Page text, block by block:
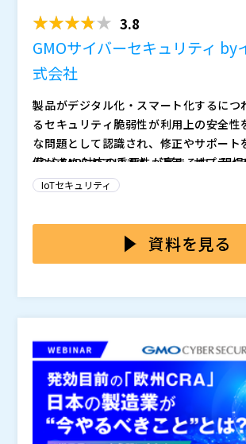
れる対応事項を具体例とともに示し、企
き体制やプロセスを明らかにします。
携わる企業に対して、『コンサルティン
『開発』『研修トレーニング』など、幅
ョンを提供しています。欧州CRAに関し
ティ規格に準拠したリスクアセスメント
組織の課題解決をサポートします。
欧州CRA対応に課題を抱える方だけでな
み込み製品のセキュリティ対応を進めた
めするセミナーです。
株式会社オージス総研（）
株式会社オープンソース活用研究所（
）
マジセミ株式会社（）
※共催、協賛、協力、講演企業は将来的
れる可能性があります。
3.8
GMOサイバーセキュリティ by
式会社
製品がデジタル化・スマート化するにつ
るセキュリティ脆弱性が利用上の安全性
な問題として認識され、修正やサポート
備が求められています。近年、サプライ
狙ったサイバー攻撃が増加しており、中
要件適合評価・ラベリング制度（JC-
年3月から運用が開始されました。JC-
評価し、その結果をラベルとして表示す
れにより、利用者は製品・サービスのセ
になります。製品・サービス提供者にと
セキュリティ対策の信頼性をアピールし
確立する強力なツールとなります。 特
スにおいては、入札や契約の前提条件
ことが予想されるため、今後の官公庁
JC-STAR対応の重要性が高まる中、現
製品においてどの水準まで対策すれば、
いった声が多く聞かれます。特に中堅・
技術的対策だけでなく、開発・運用プロ
振り役を担うのかも定まらず、準備が進
見されます。 さらに、評価ガイドや要
ジリエンス法）などとの違いが把握しづ
応を遅らせる要因となっています。こう
ュリティは難しい」という先入観を排除
の構造や対応の優先順位を整理するこ
歩となります。
か」といった悩みを抱える企業は少なく
こで本セミナーでは、JC-STAR技術審議
ィの専門家が、JC-STARの要件を分か
るとともに、これまでの支援実績をもと
た、GMOサイバーセキュリティ by イ
る、主要な製品セキュリティ関連法規・
援サービスもご紹介。官公庁向け製品を
の方々にとって、制度対応の“迷い”を
会です。「制度の全体像がつかめない
株式会社オープンソース活用研究所（）
マジセミ株式会社（）
れる可能性があります。
IoTセキュリティ
資料を見る